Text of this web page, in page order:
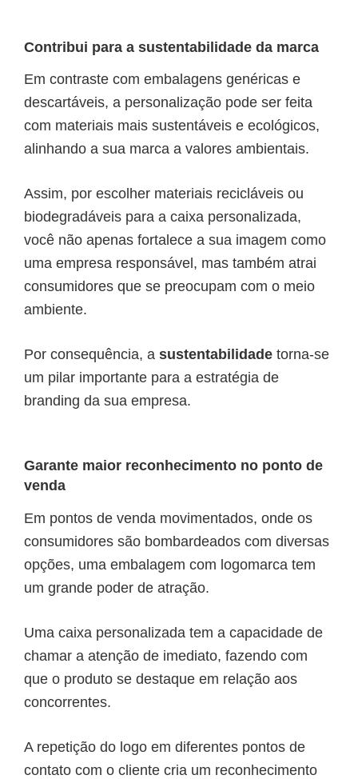
Contribui para a sustentabilidade da marca
Em contraste com embalagens genéricas e
descartáveis, a personalização pode ser feita
com materiais mais sustentáveis e ecológicos,
alinhando a sua marca a valores ambientais.
Assim, por escolher materiais recicláveis ou
biodegradáveis para a caixa personalizada,
você não apenas fortalece a sua imagem como
uma empresa responsável, mas também atrai
consumidores que se preocupam com o meio
ambiente.
Por consequência, a sustentabilidade torna-se
um pilar importante para a estratégia de
branding da sua empresa.
Garante maior reconhecimento no ponto de
venda
Em pontos de venda movimentados, onde os
consumidores são bombardeados com diversas
opções, uma embalagem com logomarca tem
um grande poder de atração.
Uma caixa personalizada tem a capacidade de
chamar a atenção de imediato, fazendo com
que o produto se destaque em relação aos
concorrentes.
A repetição do logo em diferentes pontos de
contato com o cliente cria um reconhecimento